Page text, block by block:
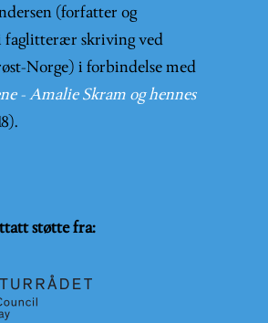
(forfatter og
faglitterær skriving ved
Norge) i forbindelse med
- Amalie Skram og hennes
støtte fra: